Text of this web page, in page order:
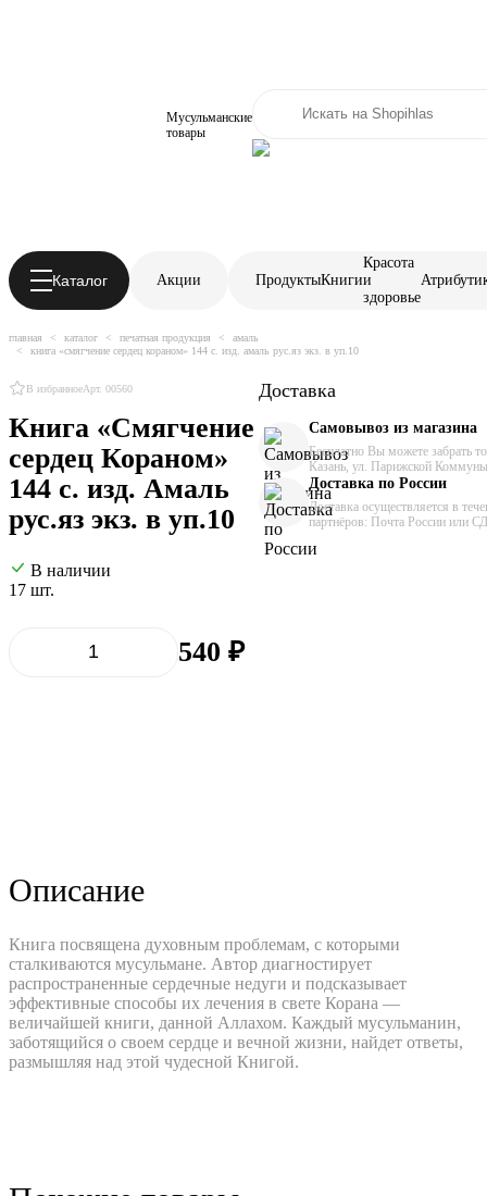
Мусульманские
товары
Каталог Акции ПродуктыКниги
Красота
и
здоровье
главная каталог печатная продукция
амаль
книга «смягчение сердец кораном» 144 с. изд. амаль рус.яз экз. в уп.10
В избранноеАрт. 00560
Книга «Смягчение
сердец Кораном»
144 с. изд. Амаль
рус.яз экз. в уп.10
В наличии
17 шт.
540 ₽
Доставка
Самовывоз из магазина
Бесплатно Вы можете забрать
Казань, ул. Парижской
Доставка по России
Доставка осуществляется в
партнёров: Почта России или
Описание
Книга посвящена духовным проблемам, с которыми
сталкиваются мусульмане. Автор диагностирует
распространенные сердечные недуги и подсказывает
эффективные способы их лечения в свете Корана —
величайшей книги, данной Аллахом. Каждый мусульманин,
заботящийся о своем сердце и вечной жизни, найдет ответы,
размышляя над этой чудесной Книгой.